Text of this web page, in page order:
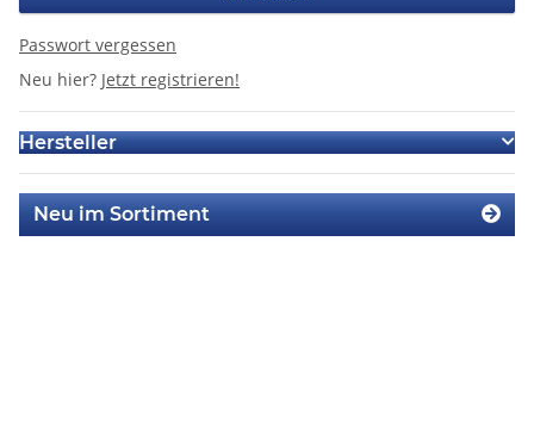
Passwort vergessen
Neu hier? Jetzt registrieren!
Hersteller
Neu im Sortiment